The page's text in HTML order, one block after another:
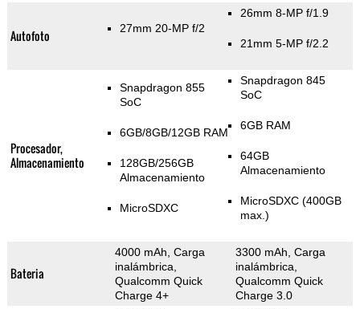
Autofoto 27mm 20-MP f/2
26mm 8-MP f/1.9
21mm 5-MP f/2.2
Procesador,
Almacenamiento
Snapdragon 855
SoC
6GB/8GB/12GB RAM
128GB/256GB
Almacenamiento
MicroSDXC
Snapdragon 845
SoC
6GB RAM
64GB
Almacenamiento
MicroSDXC (400GB
max.)
Bateria
4000 mAh, Carga
inalámbrica,
Qualcomm Quick
Charge 4+
3300 mAh, Carga
inalámbrica,
Qualcomm Quick
Charge 3.0